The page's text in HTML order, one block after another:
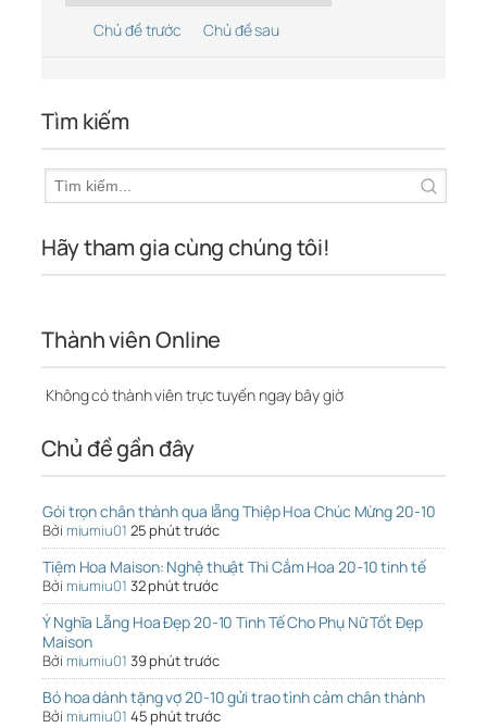
Chủ đề trước Chủ đề sau
Tìm kiếm
Hãy tham gia cùng chúng tôi!
Thành viên Online
Không có thành viên trực tuyến ngay bây giờ
Chủ đề gần đây
Gói trọn chân thành qua lẵng Thiệp Hoa Chúc Mừng 20-10
Bởi miumiu01 25 phút trước
Tiệm Hoa Maison: Nghệ thuật Thi Cắm Hoa 20-10 tinh tế
Bởi miumiu01 32 phút trước
Ý Nghĩa Lẵng Hoa Đẹp 20-10 Tinh Tế Cho Phụ Nữ Tốt Đẹp
Maison
Bởi miumiu01 39 phút trước
Bó hoa dành tặng vợ 20-10 gửi trao tình cảm chân thành
Bởi miumiu01 45 phút trước